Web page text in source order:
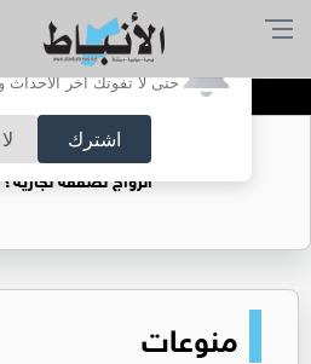
أترغب في تفعيل
حتى لا تفوتك آخر الأحداث
اشترك
توقيف
فتيات يستغللنه
الزواج لصفقة تجارية؟
منوعات